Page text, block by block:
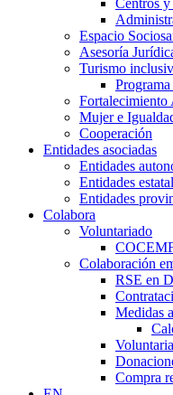
Centros
Espacio
Asesoría
Turismo
Fortalecimiento
Mujer e
Cooperación
Entidades asociadas
Entidades
Entidades
Entidades
Colabora
Voluntariado
Colaboración
RSE en
Medidas
Compra